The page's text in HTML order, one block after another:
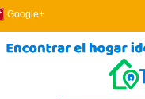
Google+